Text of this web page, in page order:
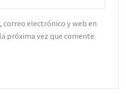
correo electrónico y web en
próxima vez que comente.